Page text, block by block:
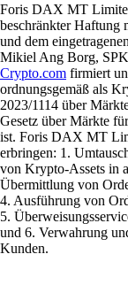
Foris DAX MT
beschränkter Haftung
und dem
Mikiel Ang Borg, SPK
Crypto.com firmiert
ordnungsgemäß als
2023/1114 über
Gesetz über Märkte
ist. Foris DAX MT
erbringen: 1.
von Krypto-Assets in
Übermittlung von
4. Ausführung von
5.
und 6. Verwahrung
Kunden.